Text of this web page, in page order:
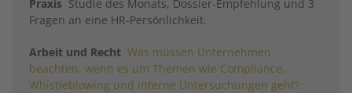
Praxis Studie des Monats, Dossier-Empfehlung und 3
Fragen an eine HR-Persönlichkeit.
Arbeit und Recht Was müssen Unternehmen
beachten, wenn es um Themen wie Compliance,
Whistleblowing und interne Untersuchungen geht?